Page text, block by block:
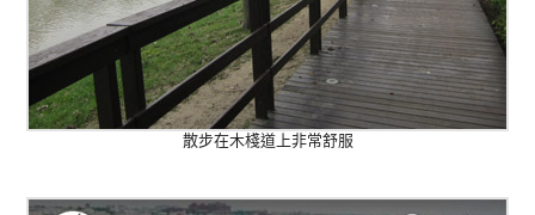
散步在木棧道上非常舒服